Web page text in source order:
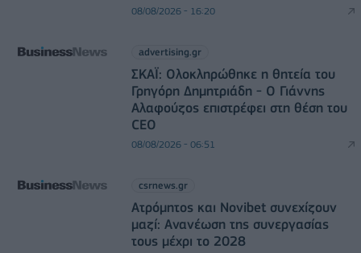
08/08/2026 - 16:20
advertising.gr
ΣΚΑΪ: Ολοκληρώθηκε η θητεία του
Γρηγόρη Δημητριάδη - Ο Γιάννης
Αλαφούζος επιστρέφει στη θέση του
CEO
08/08/2026 - 06:51
csrnews.gr
Ατρόμητος και Novibet συνεχίζουν
μαζί: Ανανέωση της συνεργασίας
τους μέχρι το 2028